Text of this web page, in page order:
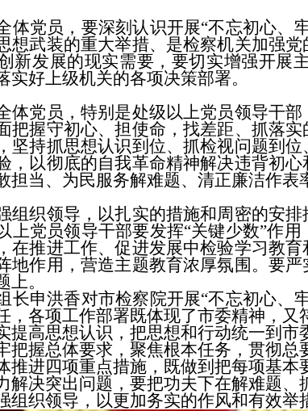
党员，要深刻认识开展“不忘初心、
想武装的重大举措、是检察机关加强
新发展的现实需要，要切实增强开展
实好上级机关的各项决策部署。
党员，特别是处级以上党员领导干部
把握守初心、担使命，找差距、抓落
坚持抓思想认识到位、抓检视问题到
，以彻底的自我革命精神解决违背初
担当、为民服务解难题、清正廉洁作表
织领导，以扎实的措施和周密的安排
上党员领导干部要发挥“关键少数”作
在推进工作、促进发展中检验学习教
地作用，营造主题教育浓厚氛围。要
。
申洪香对市检察院开展“不忘初心、
，各项工作部署既体现了市委精神，又
高思想认识，把思想和行动统一到市
握总体要求，聚焦根本任务，贯彻总
进四项重点措施，既做到把每项基本
决突出问题，要把功夫下在解难题、
织领导，以更加务实的作风和有效举